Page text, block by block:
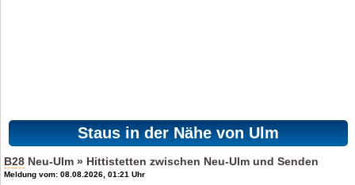
Staus in der Nähe von Ulm
B28 Neu-Ulm » Hittistetten zwischen Neu-Ulm und Senden
Meldung vom: 08.08.2026, 01:21 Uhr